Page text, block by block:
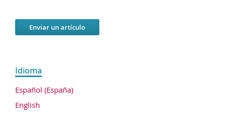
Enviar un artículo
Idioma
Español (España)
English